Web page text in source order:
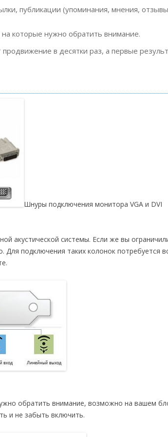
публикации (упоминания, мнения,
которые нужно обратить внимание.
продвижение в десятки раз, а первые
Шнуры подключения монитора VGA и DVI
акустической системы. Если же вы
подключения таких колонок потребуется
обратить внимание, возможно на вашем
и не забыть включить.